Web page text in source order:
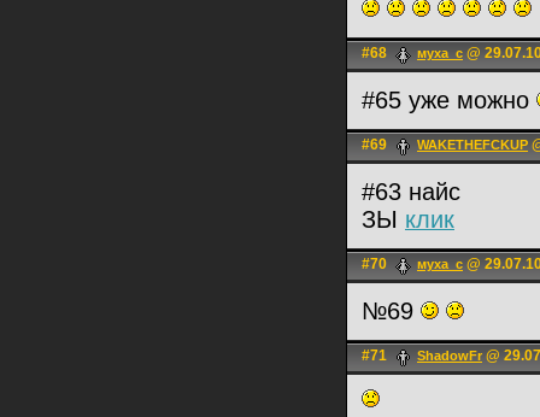
#68 муха_с @
#65 уже можно
#69 WAKETHEFCKUP
#63 найс
ЗЫ клик
#70 муха_с @
№69
#71 ShadоwFr @